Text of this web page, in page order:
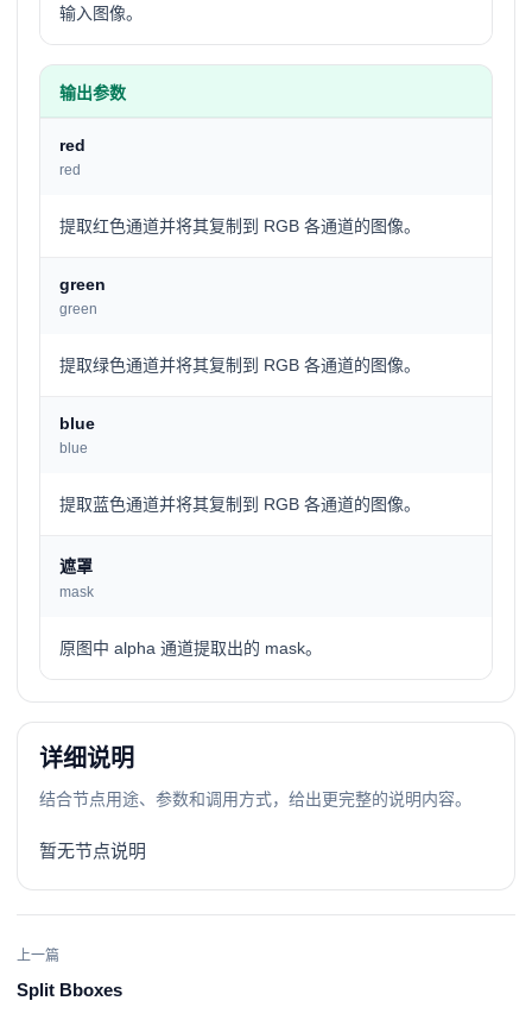
输入图像。
输出参数
red
red
提取红色通道并将其复制到 RGB 各通道的图像。
green
green
提取绿色通道并将其复制到 RGB 各通道的图像。
blue
blue
提取蓝色通道并将其复制到 RGB 各通道的图像。
遮罩
mask
原图中 alpha 通道提取出的 mask。
详细说明
结合节点用途、参数和调用方式，给出更完整的说明内容。
暂无节点说明
上一篇
Split Bboxes